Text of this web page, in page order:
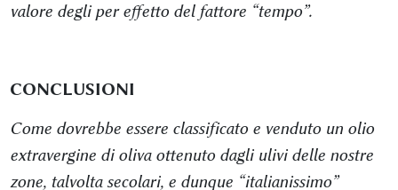
valore degli per effetto del fattore “tempo”.
CONCLUSIONI
Come dovrebbe essere classificato e venduto un olio
extravergine di oliva ottenuto dagli ulivi delle nostre
zone, talvolta secolari, e dunque “italianissimo”